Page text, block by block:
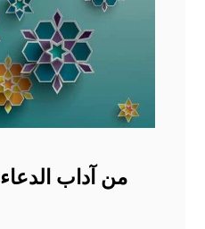
من آداب الدعاء